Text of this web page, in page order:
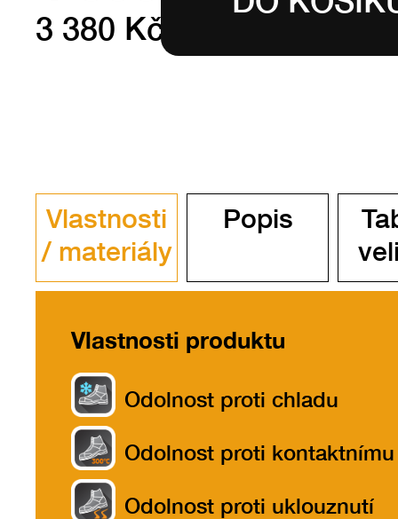
3 380 Kč bez DPH
Vlastnosti
/ materiály
Popis
Vlastnosti produktu
Odolnost proti chladu
Odolnost proti kontaktnímu
Odolnost proti uklouznutí